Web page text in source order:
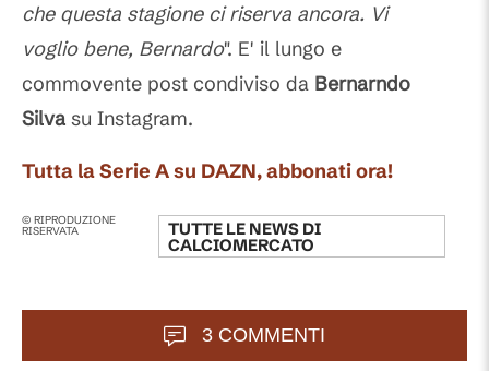
che questa stagione ci riserva ancora. Vi
voglio bene, Bernardo". E' il lungo e
commovente post condiviso da Bernarndo
Silva su Instagram.
Tutta la Serie A su DAZN, abbonati ora!
© RIPRODUZIONE
RISERVATA TUTTE LE NEWS DI
CALCIOMERCATO
3 COMMENTI